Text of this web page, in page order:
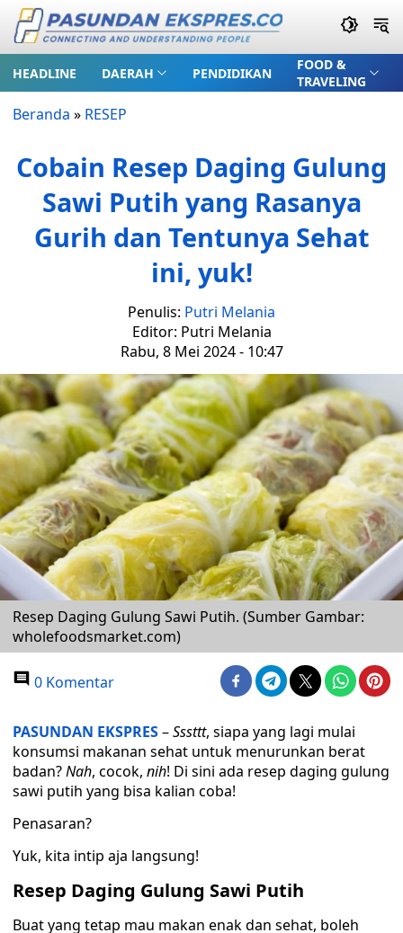
HEADLINE DAERAH PENDIDIKAN
FOOD &
TRAVELING
Beranda » RESEP
Cobain Resep Daging Gulung
Sawi Putih yang Rasanya
Gurih dan Tentunya Sehat
ini, yuk!
Penulis: Putri Melania
Editor: Putri Melania
Rabu, 8 Mei 2024 - 10:47
Resep Daging Gulung Sawi Putih. (Sumber Gambar:
wholefoodsmarket.com)
0 Komentar
PASUNDAN EKSPRES–Sssttt, siapa yang lagi mulai
konsumsi makanan sehat untuk menurunkan berat
badan?Nah, cocok, nih! Di sini ada resep daging gulung
sawi putih yang bisa kalian coba!
Penasaran?
Yuk, kita intip aja langsung!
Resep Daging Gulung Sawi Putih
Buat yang tetap mau makan enak dan sehat, boleh